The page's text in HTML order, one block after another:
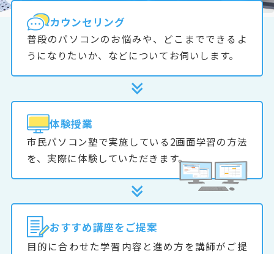
カウンセリング
普段のパソコンのお悩みや、どこまでできるよ
うになりたいか、などについてお伺いします。
体験授業
市民パソコン塾で実施している2画面学習の方法
を、実際に体験していただきます。
おすすめ講座をご提案
目的に合わせた学習内容と進め方を講師がご提